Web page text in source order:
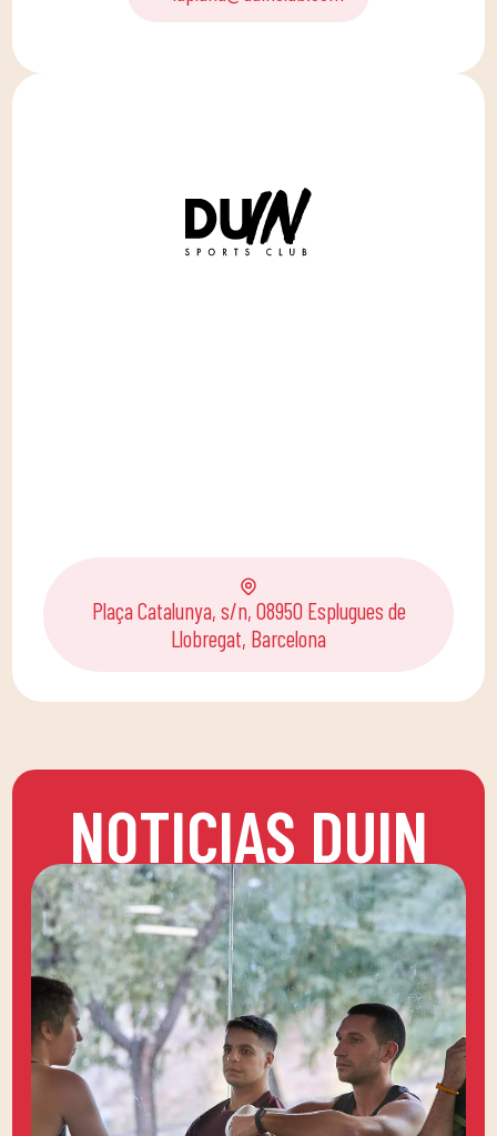
Plaça Catalunya, s/n, 08950 Esplugues de
Llobregat, Barcelona
NOTICIAS DUIN